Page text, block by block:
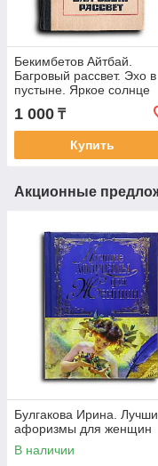
Бекимбетов Айтбай.
Багровый рассвет. Эхо в
пустыне. Яркое солнце
надежды. Доверие.
Роман, повести и
рассказы
1 000 ₸
Купить
Акционные
Булгакова Ирина.
афоризмы для женщин
В наличии